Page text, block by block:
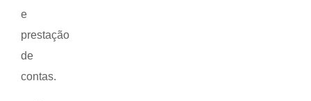
e
prestação
de
contas.